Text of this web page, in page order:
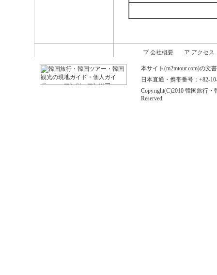
会社概要 アクセス
本サイト(m2mtour.com)の文
日本直通・携帯番号：+82-
Copyright(C)2010 韓国旅行
Reserved